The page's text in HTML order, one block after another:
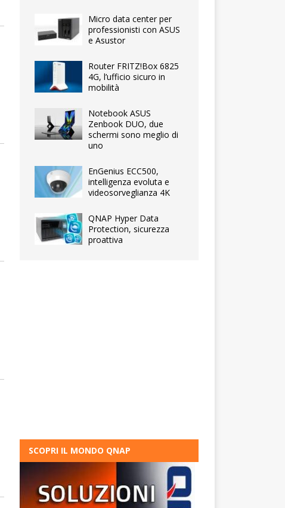
Micro data center per
professionisti con ASUS
e Asustor
Router FRITZ!Box 6825
4G, l’ufficio sicuro in
mobilità
Notebook ASUS
Zenbook DUO, due
schermi sono meglio di
uno
EnGenius ECC500,
intelligenza evoluta e
videosorveglianza 4K
QNAP Hyper Data
Protection, sicurezza
proattiva
SCOPRI IL MONDO QNAP